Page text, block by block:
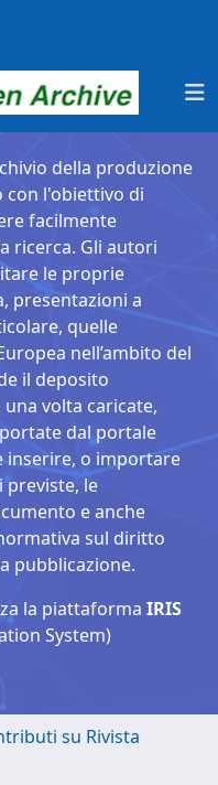
della produzione
con l'obiettivo di
facilmente
ricerca. Gli autori
le proprie
presentazioni a
quelle
nell’ambito del
il deposito
volta caricate,
dal portale
inserire, o importare
previste, le
e anche
sul diritto
pubblicazione.
la piattaforma IRIS
System)
su Rivista